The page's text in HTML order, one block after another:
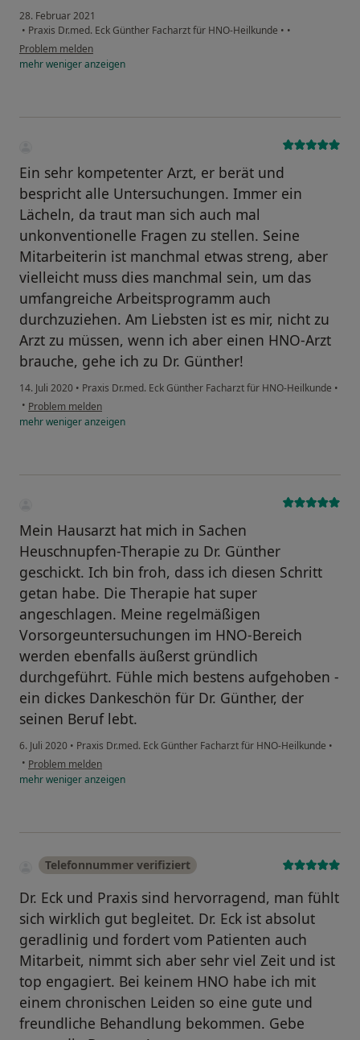
28. Februar 2021
• Praxis Dr.med. Eck Günther Facharzt für HNO-Heilkunde • •
Problem melden
mehrwenigeranzeigen
Ein sehr kompetenter Arzt, er berät und
bespricht alle Untersuchungen. Immer ein
Lächeln, da traut man sich auch mal
unkonventionelle Fragen zu stellen. Seine
Mitarbeiterin ist manchmal etwas streng, aber
vielleicht muss dies manchmal sein, um das
umfangreiche Arbeitsprogramm auch
durchzuziehen. Am Liebsten ist es mir, nicht zu
Arzt zu müssen, wenn ich aber einen HNO-Arzt
brauche, gehe ich zu Dr. Günther!
14. Juli 2020 • Praxis Dr.med. Eck Günther Facharzt für HNO-Heilkunde •
• Problem melden
mehrwenigeranzeigen
Mein Hausarzt hat mich in Sachen
Heuschnupfen-Therapie zu Dr. Günther
geschickt. Ich bin froh, dass ich diesen Schritt
getan habe. Die Therapie hat super
angeschlagen. Meine regelmäßigen
Vorsorgeuntersuchungen im HNO-Bereich
werden ebenfalls äußerst gründlich
durchgeführt. Fühle mich bestens aufgehoben -
ein dickes Dankeschön für Dr. Günther, der
seinen Beruf lebt.
6. Juli 2020 • Praxis Dr.med. Eck Günther Facharzt für HNO-Heilkunde •
• Problem melden
mehrwenigeranzeigen
Telefonnummer verifiziert
Dr. Eck und Praxis sind hervorragend, man fühlt
sich wirklich gut begleitet. Dr. Eck ist absolut
geradlinig und fordert vom Patienten auch
Mitarbeit, nimmt sich aber sehr viel Zeit und ist
top engagiert. Bei keinem HNO habe ich mit
einem chronischen Leiden so eine gute und
freundliche Behandlung bekommen. Gebe